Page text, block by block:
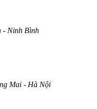
- Ninh Bình
Mai - Hà Nội